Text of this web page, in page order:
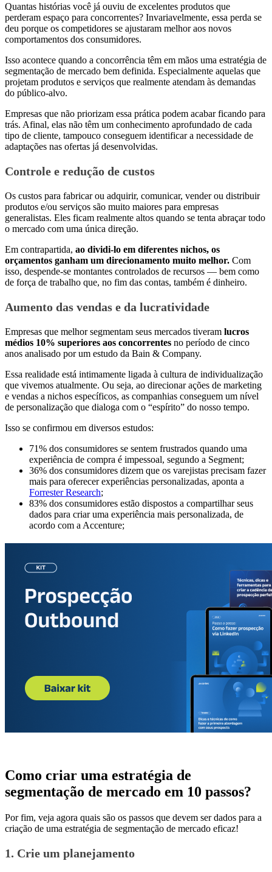
Quantas histórias você já ouviu de excelentes produtos que
perderam espaço para concorrentes? Invariavelmente, essa perda se
deu porque os competidores se ajustaram melhor aos novos
comportamentos dos consumidores.
Isso acontece quando a concorrência têm em mãos uma estratégia de
segmentação de mercado bem definida. Especialmente aquelas que
projetam produtos e serviços que realmente atendam às demandas
do público-alvo.
Empresas que não priorizam essa prática podem acabar ficando para
trás. Afinal, elas não têm um conhecimento aprofundado de cada
tipo de cliente, tampouco conseguem identificar a necessidade de
adaptações nas ofertas já desenvolvidas.
Controle e redução de custos
Os custos para fabricar ou adquirir, comunicar, vender ou distribuir
produtos e/ou serviços são muito maiores para empresas
generalistas. Eles ficam realmente altos quando se tenta abraçar todo
o mercado com uma única direção.
Em contrapartida, ao dividi-lo em diferentes nichos, os
orçamentos ganham um direcionamento muito melhor. Com
isso, despende-se montantes controlados de recursos — bem como
de força de trabalho que, no fim das contas, também é dinheiro.
Aumento das vendas e da lucratividade
Empresas que melhor segmentam seus mercados tiveram lucros
médios 10% superiores aos concorrentes no período de cinco
anos analisado por um estudo da Bain & Company.
Essa realidade está intimamente ligada à cultura de individualização
que vivemos atualmente. Ou seja, ao direcionar ações de marketing
e vendas a nichos específicos, as companhias conseguem um nível
de personalização que dialoga com o “espírito” do nosso tempo.
Isso se confirmou em diversos estudos:
71% dos consumidores se sentem frustrados quando uma
experiência de compra é impessoal, segundo a Segment;
36% dos consumidores dizem que os varejistas precisam fazer
mais para oferecer experiências personalizadas, aponta a
Forrester Research;
83% dos consumidores estão dispostos a compartilhar seus
dados para criar uma experiência mais personalizada, de
acordo com a Accenture;
Como criar uma estratégia de
segmentação de mercado em 10 passos?
Por fim, veja agora quais são os passos que devem ser dados para a
criação de uma estratégia de segmentação de mercado eficaz!
1. Crie um planejamento